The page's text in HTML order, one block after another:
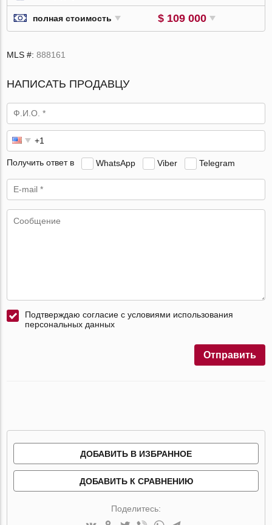
полная стоимость $ 109 000
MLS #:888161
НАПИСАТЬ ПРОДАВЦУ
Получить ответ в WhatsApp Viber Telegram
Подтверждаю согласие с условиями использования
персональных данных
Отправить
ДОБАВИТЬ В ИЗБРАННОЕ
ДОБАВИТЬ К СРАВНЕНИЮ
Поделитесь: